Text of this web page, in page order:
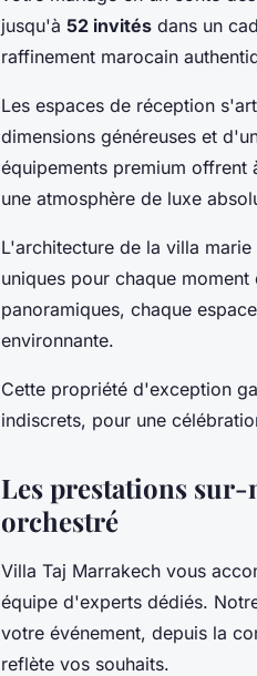
jusqu'à 52 invités dans un
raffinement marocain
Les espaces de réception
dimensions généreuses et
équipements premium offrent
une atmosphère de luxe
L'architecture de la villa
uniques pour chaque
panoramiques, chaque
environnante.
Cette propriété d'exception
indiscrets, pour une
Les prestations
orchestré
Villa Taj Marrakech vous
équipe d'experts dédiés.
votre événement, depuis la
reflète vos souhaits.